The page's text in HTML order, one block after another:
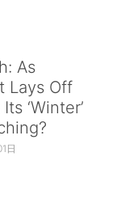
As
Lays Off
‘Winter’
日